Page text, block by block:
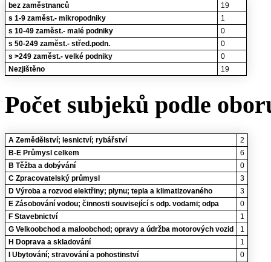
bez zaměstnanců
19
s 1-9 zaměst.- mikropodniky
1
s 10-49 zaměst.- malé podniky
0
s 50-249 zaměst.- střed.podn.
0
s >249 zaměst.- velké podniky
0
Nezjištěno
19
Počet subjeků podle
A Zemědělství; lesnictví; rybářství
2
B-E Průmysl celkem
6
B Těžba a dobývání
0
C Zpracovatelský průmysl
3
D Výroba a rozvod elektřiny; plynu; tepla a klimatizovaného
3
E Zásobování vodou; činnosti související s odp. vodami; odpa
0
F Stavebnictví
1
G Velkoobchod a maloobchod; opravy a údržba motorových vozid
1
H Doprava a skladování
1
I Ubytování; stravování a pohostinství
0